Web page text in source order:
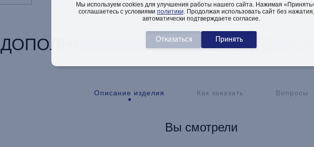
ДОПОЛНИТЕЛЬНАЯ ИНФОРМАЦИЯ
Описание изделия Как заказать Вопросы
Вы смотрели
Мы используем cookies для улучшения работы нашего сайта. Нажимая
соглашаетесь с условиями политики . Продолжая использовать сайт без
автоматически подтверждаете согласие.